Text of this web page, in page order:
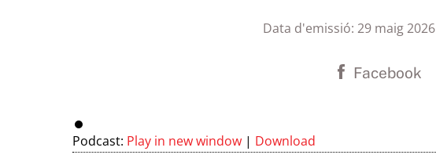
Data d'emissió:29 maig2026
Facebook
Podcast: Play in new window | Download